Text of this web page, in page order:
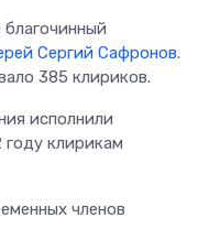
Сергий Сафронов.
385 клириков.
исполнили
клирикам
членов